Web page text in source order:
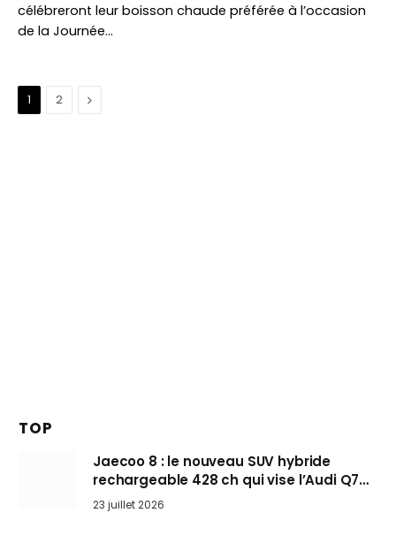
célébreront leur boisson chaude préférée à l’occasion
de la Journée…
1 2 Suivant
TOP
Jaecoo 8 : le nouveau SUV hybride
rechargeable 428 ch qui vise l’Audi Q7
arrive en Europe cet automne
23 juillet 2026